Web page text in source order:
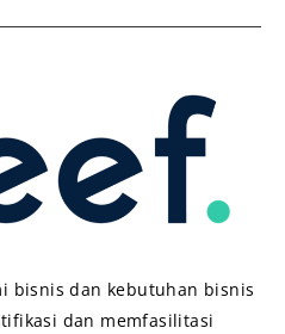
bisnis dan kebutuhan bisnis
dan memfasilitasi